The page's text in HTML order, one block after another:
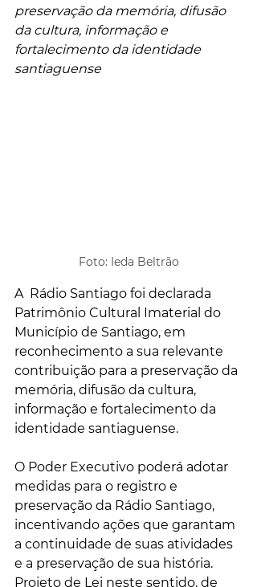
preservação da memória, difusão
da cultura, informação e
fortalecimento da identidade
santiaguense
Foto: Ieda Beltrão
A  Rádio Santiago foi declarada
Patrimônio Cultural Imaterial do
Município de Santiago, em
reconhecimento a sua relevante
contribuição para a preservação da
memória, difusão da cultura,
informação e fortalecimento da
identidade santiaguense.
O Poder Executivo poderá adotar
medidas para o registro e
preservação da Rádio Santiago,
incentivando ações que garantam
a continuidade de suas atividades
e a preservação de sua história.
Projeto de Lei neste sentido, de